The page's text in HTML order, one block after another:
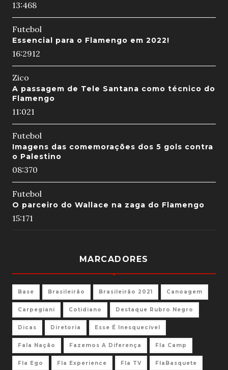
13:468
Futebol
Essencial para o Flamengo em 2022!
16:2912
Zico
A passagem de Tele Santana como técnico do
Flamengo
11:021
Futebol
Imagens das comemorações dos 5 gols contra
o Palestino
08:370
Futebol
O parceiro do Wallace na zaga do Flamengo
15:171
MARCADORES
Base Brasileirão Brasileirão 2021 Canoagem
Carpegiani Cotidiano Destaque Rubro Negro
Dicas Diretoria Esse É Inesquecível
Fala Nação Fazemos A Diferença Fla Camp
Fla Ego Fla Experience Fla TV FlaBasquete